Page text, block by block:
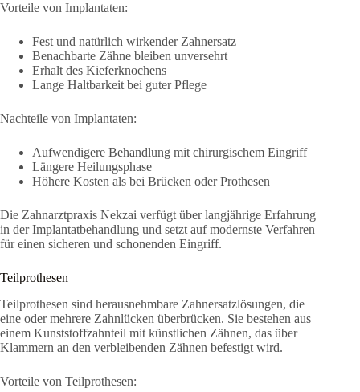
Vorteile von Implantaten:
Fest und natürlich wirkender Zahnersatz
Benachbarte Zähne bleiben unversehrt
Erhalt des Kieferknochens
Lange Haltbarkeit bei guter Pflege
Nachteile von Implantaten:
Aufwendigere Behandlung mit chirurgischem Eingriff
Längere Heilungsphase
Höhere Kosten als bei Brücken oder Prothesen
Die Zahnarztpraxis Nekzai verfügt über langjährige Erfahrung
in der Implantatbehandlung und setzt auf modernste Verfahren
für einen sicheren und schonenden Eingriff.
Teilprothesen
Teilprothesen sind herausnehmbare Zahnersatzlösungen, die
eine oder mehrere Zahnlücken überbrücken. Sie bestehen aus
einem Kunststoffzahnteil mit künstlichen Zähnen, das über
Klammern an den verbleibenden Zähnen befestigt wird.
Vorteile von Teilprothesen: